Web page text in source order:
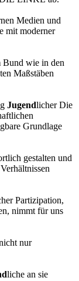
Medien und
mit moderner
Bund wie in den
Maßstäben
Jugendlicher Die
Grundlage
gestalten und
Partizipation,
nimmt für uns
nur
liche an sie